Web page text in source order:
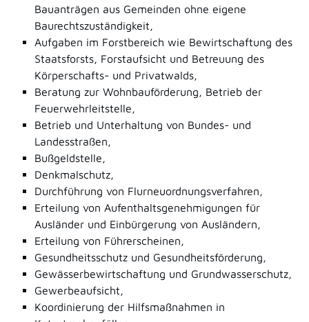
Bauanträgen aus Gemeinden ohne eigene
Baurechtszuständigkeit,
Aufgaben im Forstbereich wie Bewirtschaftung des
Staatsforsts, Forstaufsicht und Betreuung des
Körperschafts- und Privatwalds,
Beratung zur Wohnbauförderung, Betrieb der
Feuerwehrleitstelle,
Betrieb und Unterhaltung von Bundes- und
Landesstraßen,
Bußgeldstelle,
Denkmalschutz,
Durchführung von Flurneuordnungsverfahren,
Erteilung von Aufenthaltsgenehmigungen für
Ausländer und Einbürgerung von Ausländern,
Erteilung von Führerscheinen,
Gesundheitsschutz und Gesundheitsförderung,
Gewässerbewirtschaftung und Grundwasserschutz,
Gewerbeaufsicht,
Koordinierung der Hilfsmaßnahmen in